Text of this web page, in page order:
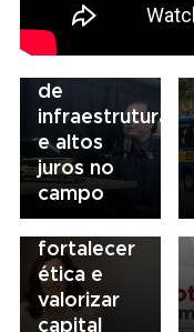
da FAESP
alerta para
gargalos
de
infraestrutura
e altos
juros no
campo
03/08/2026
Governança
transporte:
BRT
Sorocaba
utiliza
compliance
para
fortalecer
ética e
valorizar
capital